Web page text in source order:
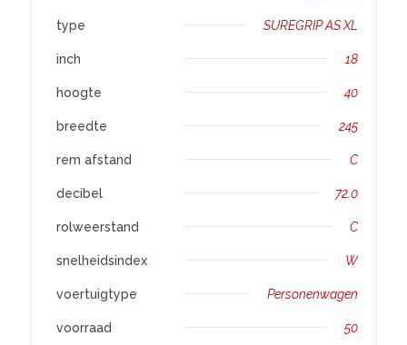
type SUREGRIP AS XL
inch 18
hoogte 40
breedte 245
rem afstand C
decibel 72.0
rolweerstand C
snelheidsindex W
voertuigtype Personenwagen
voorraad 50